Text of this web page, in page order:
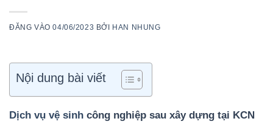
ĐĂNG VÀO04/06/2023 BỞI HAN NHUNG
Nội dung bài viết
Dịch vụ vệ sinh công nghiệp sau xây dựng tại KCN